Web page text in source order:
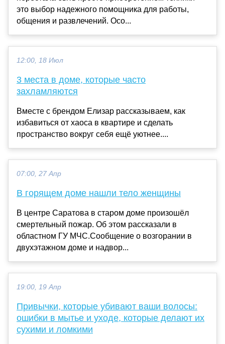
это выбор надежного помощника для работы,
общения и развлечений. Осо...
12:00, 18 Июл
3 места в доме, которые часто
захламляются
Вместе с брендом Елизар рассказываем, как
избавиться от хаоса в квартире и сделать
пространство вокруг себя ещё уютнее....
07:00, 27 Апр
В горящем доме нашли тело женщины
В центре Саратова в старом доме произошёл
смертельный пожар. Об этом рассказали в
областном ГУ МЧС.Сообщение о возгорании в
двухэтажном доме и надвор...
19:00, 19 Апр
Привычки, которые убивают ваши волосы:
ошибки в мытье и уходе, которые делают их
сухими и ломкими